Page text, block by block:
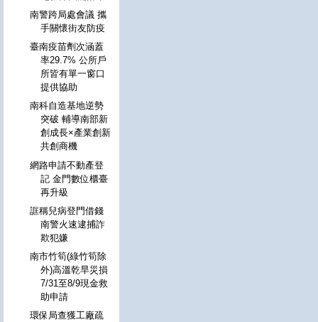
南警跨局處會議 攜
手關懷街友防疫
臺南疫苗劑次涵蓋
率29.7% 公所戶
所皆有單一窗口
提供協助
南科自造基地逆勢
突破 輔導南部新
創成長×產業創新
共創商機
網路申請不動產登
記 金門數位櫃臺
再升級
誆稱兒病登門借錢
南警火速逮捕詐
欺犯嫌
南市竹筍(綠竹筍除
外)高溫乾旱災損
7/31至8/9現金救
助申請
環保局查獲工廠疏